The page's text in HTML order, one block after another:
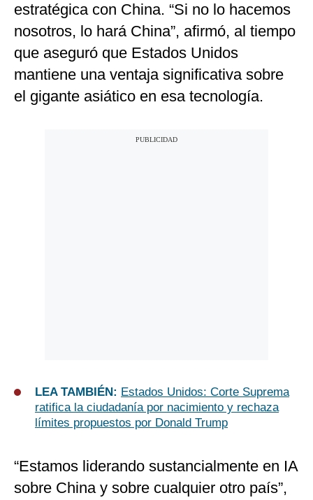
estratégica con China. “Si no lo hacemos
nosotros, lo hará China”, afirmó, al tiempo
que aseguró que Estados Unidos
mantiene una ventaja significativa sobre
el gigante asiático en esa tecnología.
LEA TAMBIÉN: Estados Unidos: Corte Suprema
ratifica la ciudadanía por nacimiento y rechaza
límites propuestos por Donald Trump
“Estamos liderando sustancialmente en IA
sobre China y sobre cualquier otro país”,